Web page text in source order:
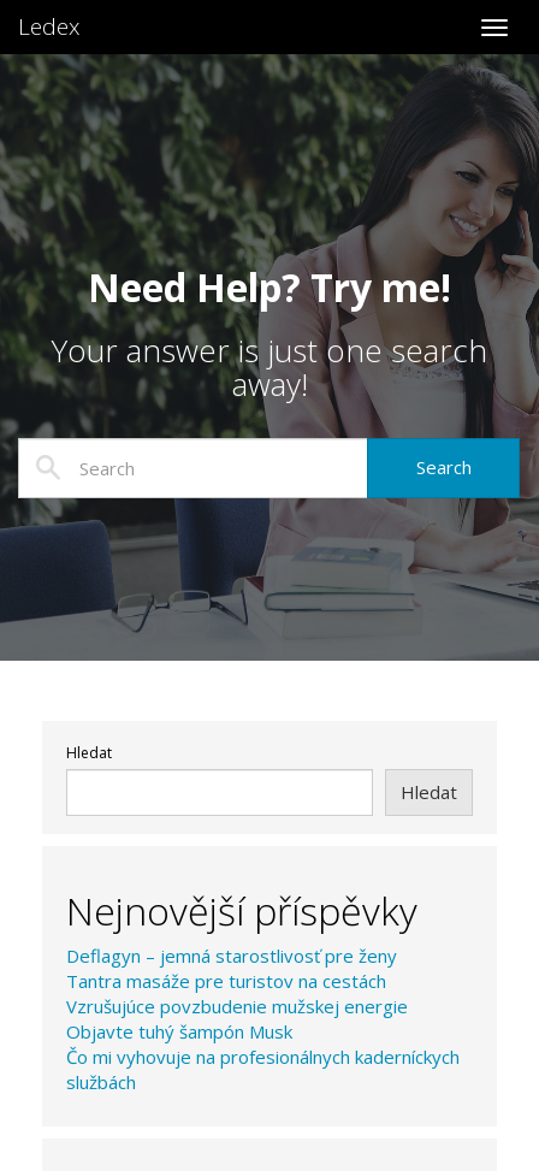
Ledex
Need Help? Try me!
Your answer is just one search
away!
Hledat
Hledat
Nejnovější příspěvky
Deflagyn – jemná starostlivosť pre ženy
Tantra masáže pre turistov na cestách
Vzrušujúce povzbudenie mužskej energie
Objavte tuhý šampón Musk
Čo mi vyhovuje na profesionálnych kaderníckych
službách